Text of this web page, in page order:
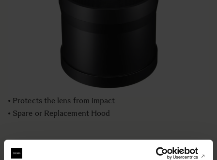
• Lens Hood compatible with the SIGMA 150-600mm F5-
6.3 DG OS HSM | Sports lens
• Blocking stray lights from entering the lens
• Protects the lens from impact
• Spare or Replacement Hood